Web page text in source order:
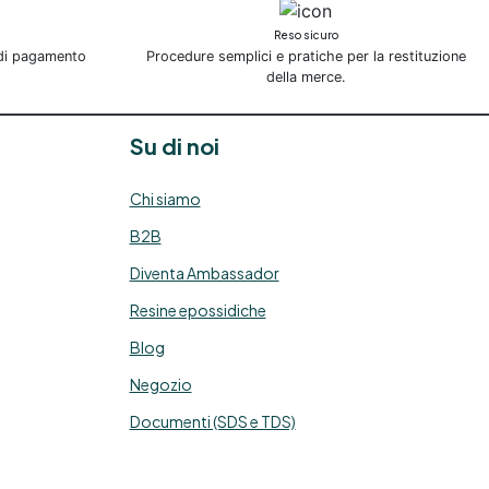
pagamento
Reso sicuro
Procedure semplici e pratiche per la restituzione
della merce.
Su di noi
Chi siamo
B2B
Diventa Ambassador
Resine epossidiche
Blog
Negozio
Documenti (SDS e TDS)